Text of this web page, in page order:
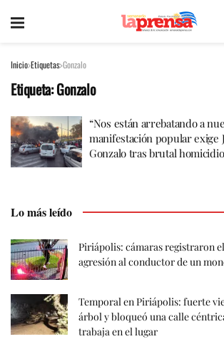
Inicio Etiquetas Gonzalo
Etiqueta:Gonzalo
“Nos están arrebatando a
manifestación popular exige
Gonzalo tras brutal
Lo más leído
Piriápolis: cámaras registraron
agresión al conductor de un
Temporal en Piriápolis: fuerte
árbol y bloqueó una calle
trabaja en el lugar